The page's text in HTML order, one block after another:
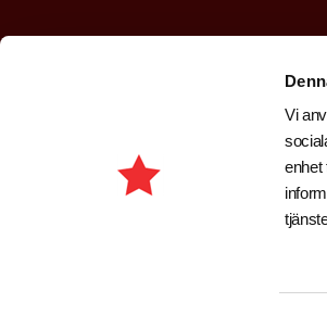
Vi
enhet